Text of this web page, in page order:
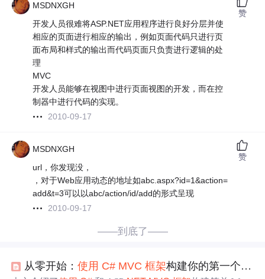
MSDNXGH
开发人员很难将ASP.NET应用程序进行良好分层并使
相应的页面进行相应的输出，例如页面代码只进行页
面布局和样式的输出而代码页面只负责进行逻辑的处
理
MVC
开发人员能够在视图中进行页面视图的开发，而在控
制器中进行代码的实现。
2010-09-17
赞
MSDNXGH
url，你发现没，
，对于Web应用动态的地址如abc.aspx?id=1&action=
add&t=3可以以abc/action/id/add的形式呈现
2010-09-17
赞
——到底了——
从零开始：使用 C# MVC 框架构建你的第一个 Web 应用